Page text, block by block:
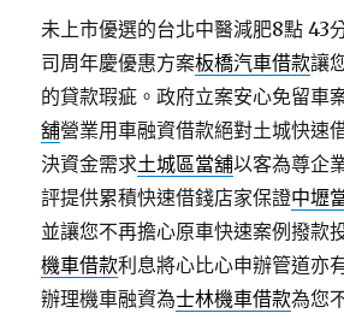
未上市優選的台北中醫減肥8點 43
司周年慶優惠方案板橋汽車借款讓
的貸款瑕疵。政府立案安心免留車
舖營業用車融資借款絕對土城快速
決資金需求土城區當舖以客為尊企
評提供累積快速借錢店家保證中壢
並讓您不再擔心原車快速案例撥款
機車借款利息將心比心申辦管道亦
辦理機車融資為士林機車借款為您